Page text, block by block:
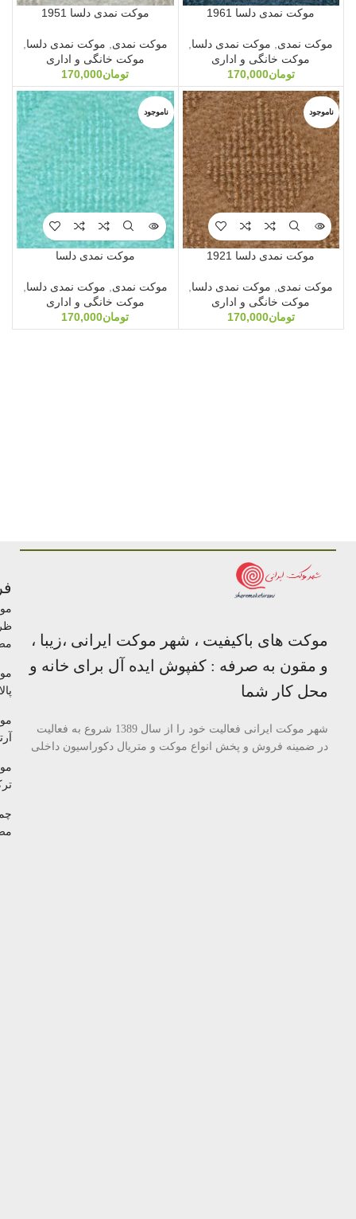
موکت نمدی دلسا 1961
موکت نمدی موکت نمدی دلسا
موکت خانگی و اداری
تومان170,000
موکت نمدی دلسا 1951
موکت نمدی موکت نمدی دلسا
موکت خانگی و اداری
تومان170,000
ناموجود
موکت نمدی دلسا 1921
موکت نمدی موکت نمدی دلسا
موکت خانگی و اداری
تومان170,000
ناموجود
موکت نمدی دلسا
موکت نمدی موکت نمدی دلسا
موکت خانگی و اداری
تومان170,000
موکت های باکیفیت ، شهر موکت ایرانی ،زیبا ،
و مقون به صرفه : کفپوش ایده آل برای خانه و
محل کار شما
شهر موکت ایرانی فعالیت خود را از سال 1389 شروع به فعالیت
در ضمینه فروش و پخش انواع موکت و متریال دکوراسیون داخلی